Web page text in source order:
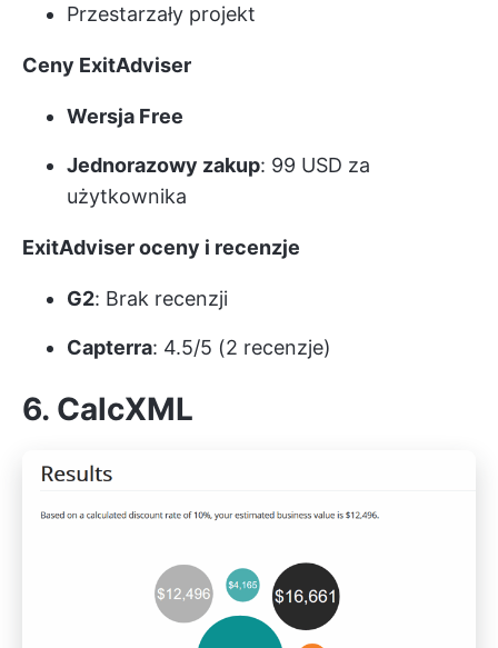
Przestarzały projekt
Ceny ExitAdviser
Wersja Free
Jednorazowy zakup: 99 USD za
użytkownika
ExitAdviser oceny i recenzje
G2: Brak recenzji
Capterra: 4.5/5 (2 recenzje)
6. CalcXML